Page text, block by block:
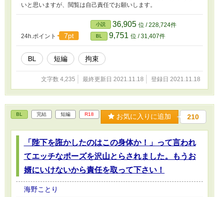
いと思いますが、閲覧は自己責任でお願いします。
24h.ポイント 7pt
小説 36,905 位 / 228,724件
BL 9,751 位 / 31,407件
BL 短編 拘束
文字数 4,235 最終更新日 2021.11.18 登録日 2021.11.18
BL 完結 短編 R18 お気に入りに追加 210
「陛下を誑かしたのはこの身体か！」って言われ
てエッチなポーズを沢山とらされました。もうお
婿にいけないから責任を取って下さい！
海野ことり